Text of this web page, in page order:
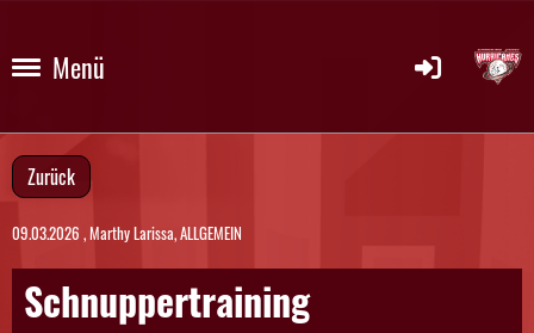
Menü
Zurück
09.03.2026 , Marthy Larissa, ALLGEMEIN
Schnuppertraining